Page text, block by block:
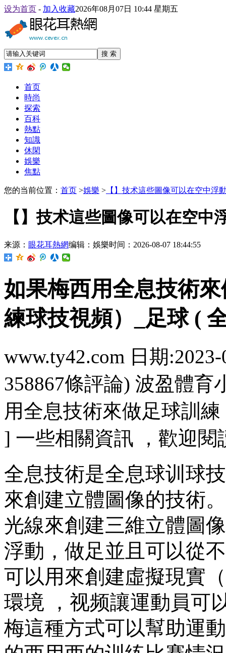
设为首页 - 加入收藏2026年08月07日 10:44 星期五
搜 索
首页
時尚
探索
百科
熱點
知識
休閑
娛樂
焦點
您的当前位置： 首页 >娛樂 > 【】技术這些圖像可以在空中浮
【】技术這些圖像可以在空中
来源： 眼花耳熱網编辑：娛樂时间：2026-08-07 18:44:55
如果梅西用全息技術
練球技視頻）_足球 (
www.ty42.com 日期
358867條評論) 波盈體
用全息技術來做足球訓
] 一些相關資訊 ，歡迎閱
全息技術是全息球训球技
來創建立體圖像的技術
光線來創建三維立體圖像
浮動 ，做足並且可以從
可以用來創建虛擬現實
環境 ，视频讓運動員可
梅這種方式可以幫助運